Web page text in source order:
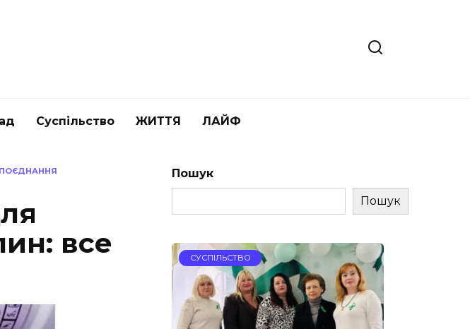
Суспільство ЖИТТЯ ЛАЙФ
все
Пошук
Пошук
СУСПІЛЬСТВО